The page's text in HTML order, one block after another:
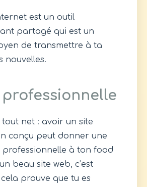
est un outil
partagé qui est un
de transmettre à ta
nouvelles.
professionnelle
tout net : avoir un site
conçu peut donner une
professionnelle à ton food
beau site web, c’est
prouve que tu es